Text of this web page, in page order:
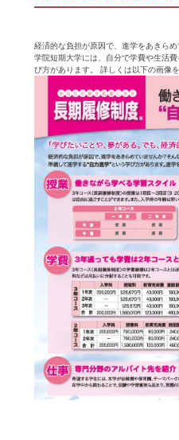
経済的な負担が原因で、進学をあきら
学院短期大学には、自分で学費や生活
び方があります。 詳しくは以下の画像を